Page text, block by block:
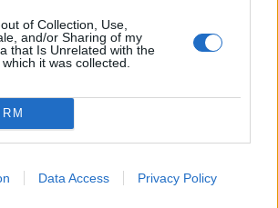
of Collection, Use,
and/or Sharing of my
that Is Unrelated with the
it was collected.
Data Access Privacy Policy